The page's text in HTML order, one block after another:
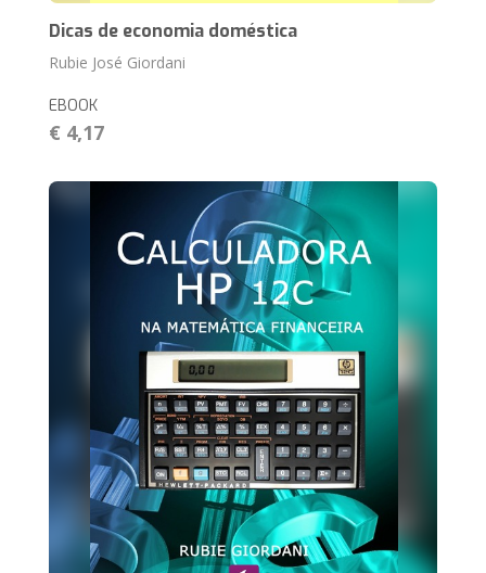
Dicas de economia doméstica
Rubie José Giordani
EBOOK
€ 4,17